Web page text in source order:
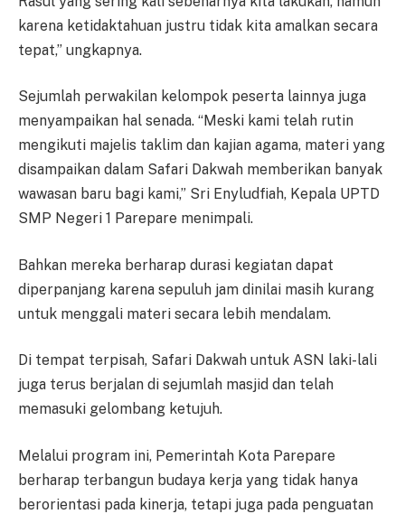
karena ketidaktahuan justru tidak kita amalkan secara
tepat,” ungkapnya.
Sejumlah perwakilan kelompok peserta lainnya juga
menyampaikan hal senada. “Meski kami telah rutin
mengikuti majelis taklim dan kajian agama, materi yang
disampaikan dalam Safari Dakwah memberikan banyak
wawasan baru bagi kami,” Sri Enyludfiah, Kepala UPTD
SMP Negeri 1 Parepare menimpali.
Bahkan mereka berharap durasi kegiatan dapat
diperpanjang karena sepuluh jam dinilai masih kurang
untuk menggali materi secara lebih mendalam.
Di tempat terpisah, Safari Dakwah untuk ASN laki-lali
juga terus berjalan di sejumlah masjid dan telah
memasuki gelombang ketujuh.
Melalui program ini, Pemerintah Kota Parepare
berharap terbangun budaya kerja yang tidak hanya
berorientasi pada kinerja, tetapi juga pada penguatan